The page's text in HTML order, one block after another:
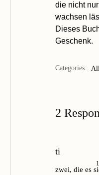
die nicht
wachsen
Dieses
Geschenk.
Categories:
2
ti
zwei, die es